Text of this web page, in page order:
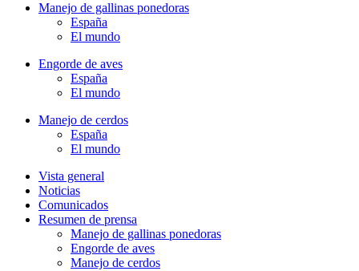
Manejo de gallinas ponedoras
España
El mundo
Engorde de aves
España
El mundo
Manejo de cerdos
España
El mundo
Vista general
Noticias
Comunicados
Resumen de prensa
Manejo de gallinas ponedoras
Engorde de aves
Manejo de cerdos